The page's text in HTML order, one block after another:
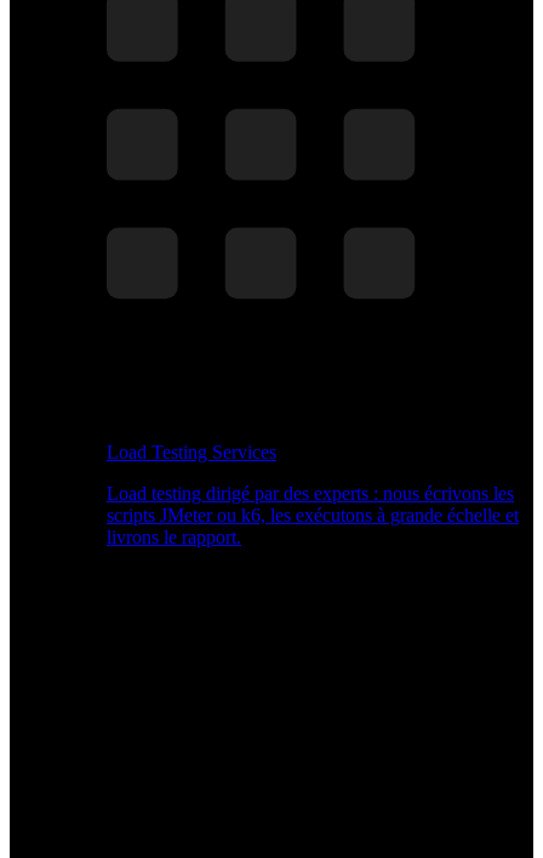
Load Testing Services
Load testing dirigé par des experts : nous écrivons les
scripts JMeter ou k6, les exécutons à grande échelle et
livrons le rapport.